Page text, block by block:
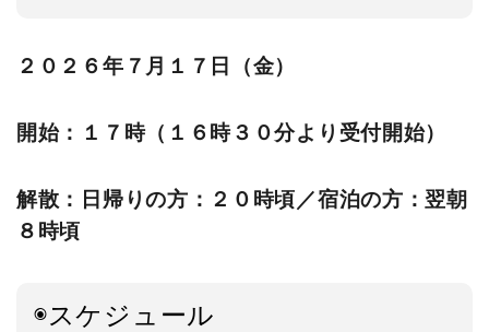
２０２６年７月１７ 日（金）
開始：１７時（１６時３０分より受付開始）
解散：日帰りの方：２０時頃／宿泊の方：翌朝
８時頃
◉スケジュール